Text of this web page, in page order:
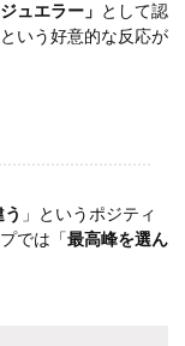
ュエラー」 として認
という好意的な反応が
」というポジティ
では「最高峰を選ん